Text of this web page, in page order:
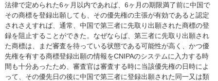
法律で定められた6ヶ月以内であれば、6ヶ月の期限満了前に中国で
その商標を登録出願しても、その優先権の主張が有効であると認定
されさえすれば、通常、中国で第三者に先取り出願された商標の登
録を阻止することができた。なぜならば、第三者に先取り出願され
た商標は、まだ審査を待っている状態である可能性が高く、かつ優
先権を有する商標登録出願の情報をCNIPAのシステムに入力する時
間も十分あったため、審査官は審査する時に当該優先権の日時によ
って、その優先日の後に中国で第三者に登録出願された同一又は類